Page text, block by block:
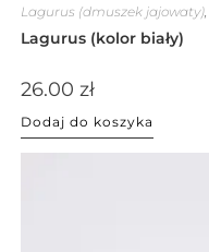
Lagurus (dmuszek jajowaty),
Lagurus (kolor biały)
26.00 zł
Dodaj do koszyka